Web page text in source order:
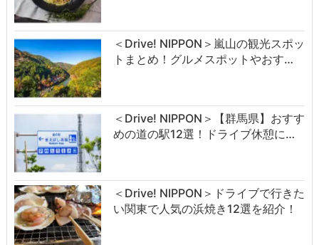
＜Drive! NIPPON＞嵐山の観光スポッ
トまとめ！グルメスポットやおす…
＜Drive! NIPPON＞【群馬県】おすす
めの道の駅12選！ドライブ休憩に…
＜Drive! NIPPON＞ドライブで行きた
い関東で人気の浜焼き12選を紹介！